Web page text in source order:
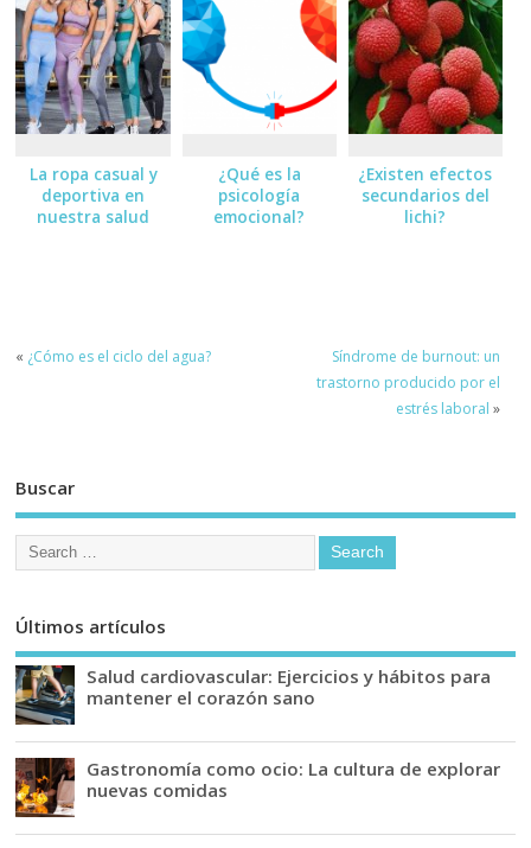
La ropa casual y
deportiva en
nuestra salud
¿Qué es la
psicología
emocional?
¿Existen efectos
secundarios del
lichi?
« ¿Cómo es el ciclo del agua?
Síndrome de burnout: un
trastorno producido por el
estrés laboral »
Buscar
Últimos artículos
Salud cardiovascular: Ejercicios y hábitos para
mantener el corazón sano
Gastronomía como ocio: La cultura de explorar
nuevas comidas